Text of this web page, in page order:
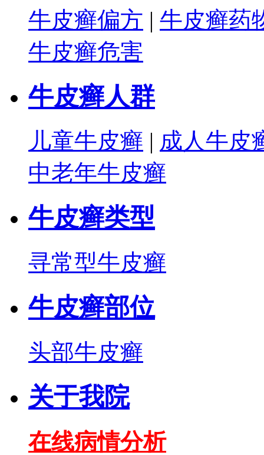
牛皮癣偏方 | 牛皮癣药
牛皮癣危害
牛皮癣人群
儿童牛皮癣 | 成人牛皮
中老年牛皮癣
牛皮癣类型
寻常型牛皮癣
牛皮癣部位
头部牛皮癣
关于我院
在线病情分析